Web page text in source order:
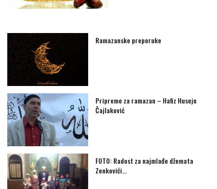
Ramazanske preporuke
Pripreme za ramazan – Hafiz Husejn
Čajlaković
FOTO: Radost za najmlađe džemata
Zenkovići…